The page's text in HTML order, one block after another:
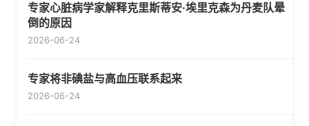
专家心脏病学家解释克里斯蒂安·埃里克森为丹麦队晕
倒的原因
2026-06-24
专家将非碘盐与高血压联系起来
2026-06-24